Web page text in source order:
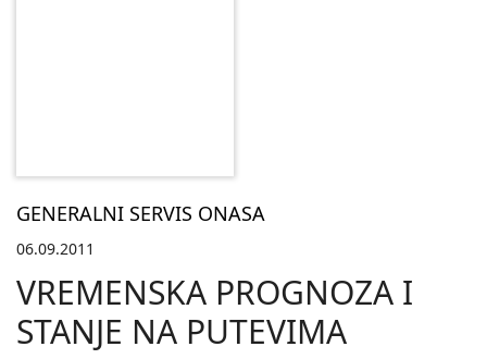
GENERALNI SERVIS ONASA
06.09.2011
VREMENSKA PROGNOZA I
STANJE NA PUTEVIMA